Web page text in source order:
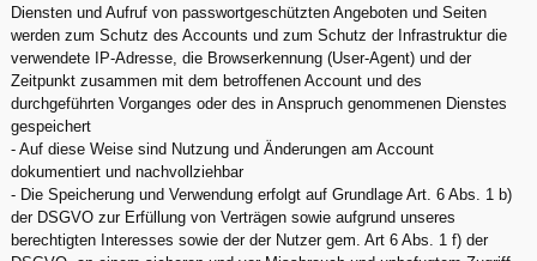
Diensten und Aufruf von passwortgeschützten Angeboten und Seiten
werden zum Schutz des Accounts und zum Schutz der Infrastruktur die
verwendete IP-Adresse, die Browserkennung (User-Agent) und der
Zeitpunkt zusammen mit dem betroffenen Account und des
durchgeführten Vorganges oder des in Anspruch genommenen Dienstes
gespeichert
- Auf diese Weise sind Nutzung und Änderungen am Account
dokumentiert und nachvollziehbar
- Die Speicherung und Verwendung erfolgt auf Grundlage Art. 6 Abs. 1 b)
der DSGVO zur Erfüllung von Verträgen sowie aufgrund unseres
berechtigten Interesses sowie der der Nutzer gem. Art 6 Abs. 1 f) der